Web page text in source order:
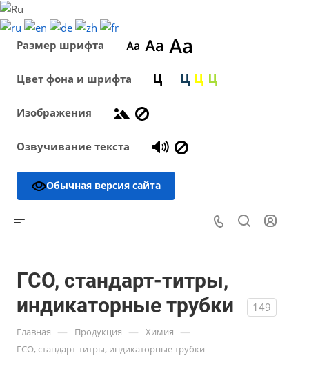
Размер шрифта
Цвет фона и шрифта
Изображения
Озвучивание текста
Обычная версия сайта
ГСО, стандарт-титры,
индикаторные трубки
149
Главная — Продукция — Химия —
ГСО, стандарт-титры, индикаторные трубки